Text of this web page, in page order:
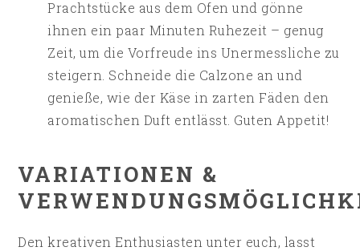
Prachtstücke aus dem Ofen und gönne
ihnen ein paar Minuten Ruhezeit – genug
Zeit, um die Vorfreude ins Unermessliche zu
steigern. Schneide die Calzone an und
genieße, wie der Käse in zarten Fäden den
aromatischen Duft entlässt. Guten Appetit!
VARIATIONEN &
Den kreativen Enthusiasten unter euch, lasst